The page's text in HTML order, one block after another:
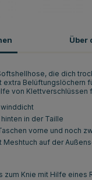
die dich
extra Belüftungslöchern
von Klettverschlüssen
in der Taille
vorne und noch
Meshtuch auf der
zum Knie mit Hilfe eines
Über